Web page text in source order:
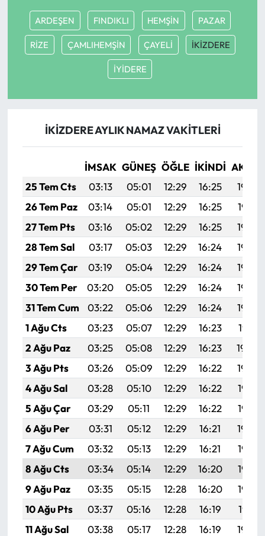
ARDEŞEN FINDIKLI HEMŞİN PAZAR
RİZE ÇAMLIHEMŞİN ÇAYELİ İKİZDERE
İYİDERE
İKİZDERE AYLIK NAMAZ VAKITLERI
İMSAK GÜNEŞ ÖĞLE İKINDI
25 Tem Cts
03:13 05:01 12:29 16:25
19:48
26 Tem Paz
03:14 05:01 12:29 16:25
19:47
27 Tem Pts
03:16 05:02 12:29 16:25
19:46
28 Tem Sal
03:17 05:03 12:29 16:24
19:45
29 Tem Çar
03:19 05:04 12:29 16:24
19:44
30 Tem Per
03:20 05:05 12:29 16:24
19:43
31 Tem Cum
03:22 05:06 12:29 16:24
19:42
1 Ağu Cts
03:23 05:07 12:29 16:23
19:41
2 Ağu Paz
03:25 05:08 12:29 16:23
19:40
3 Ağu Pts
03:26 05:09 12:29 16:22
19:39
4 Ağu Sal
03:28 05:10 12:29 16:22
19:38
5 Ağu Çar
03:29 05:11 12:29 16:22
19:37
6 Ağu Per
03:31 05:12 12:29 16:21
19:36
7 Ağu Cum
03:32 05:13 12:29 16:21
19:35
8 Ağu Cts
03:34 05:14 12:29 16:20
19:33
9 Ağu Paz
03:35 05:15 12:28 16:20
19:32
10 Ağu Pts
03:37 05:16 12:28 16:19
19:31
11 Ağu Sal
03:38 05:17 12:28 16:19
19:29
Mecitözü Haberleri
Oğuzlar Haberleri
Otomotiv
Resmi Reklam
Sağlık
Siyaset
Spor
Sungurlu Haberleri
Turizm
Uğurludağ Haberleri
Yaşam
Yayla Haber
Yemek Tarifleri
Yerel Haberler